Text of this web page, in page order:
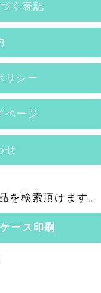
く表記
リシー
ページ
せ
を検索頂けます。
ース印刷